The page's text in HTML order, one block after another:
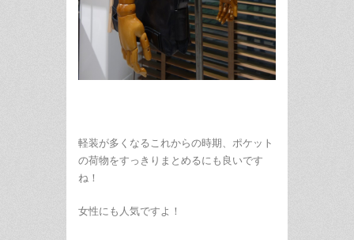
軽装が多くなるこれからの時期、ポケット
の荷物をすっきりまとめるにも良いです
ね！
女性にも人気ですよ！